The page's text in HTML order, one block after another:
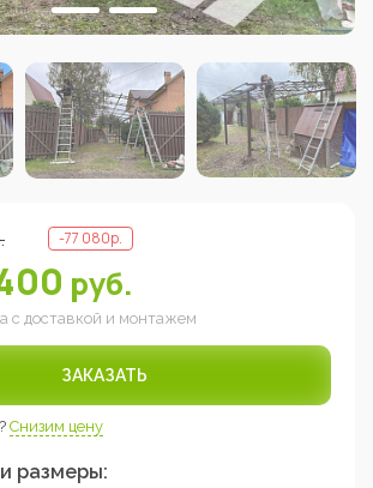
-77 080р.
руб.
с доставкой и монтажем
ЗАКАЗАТЬ
Снизим цену
размеры: